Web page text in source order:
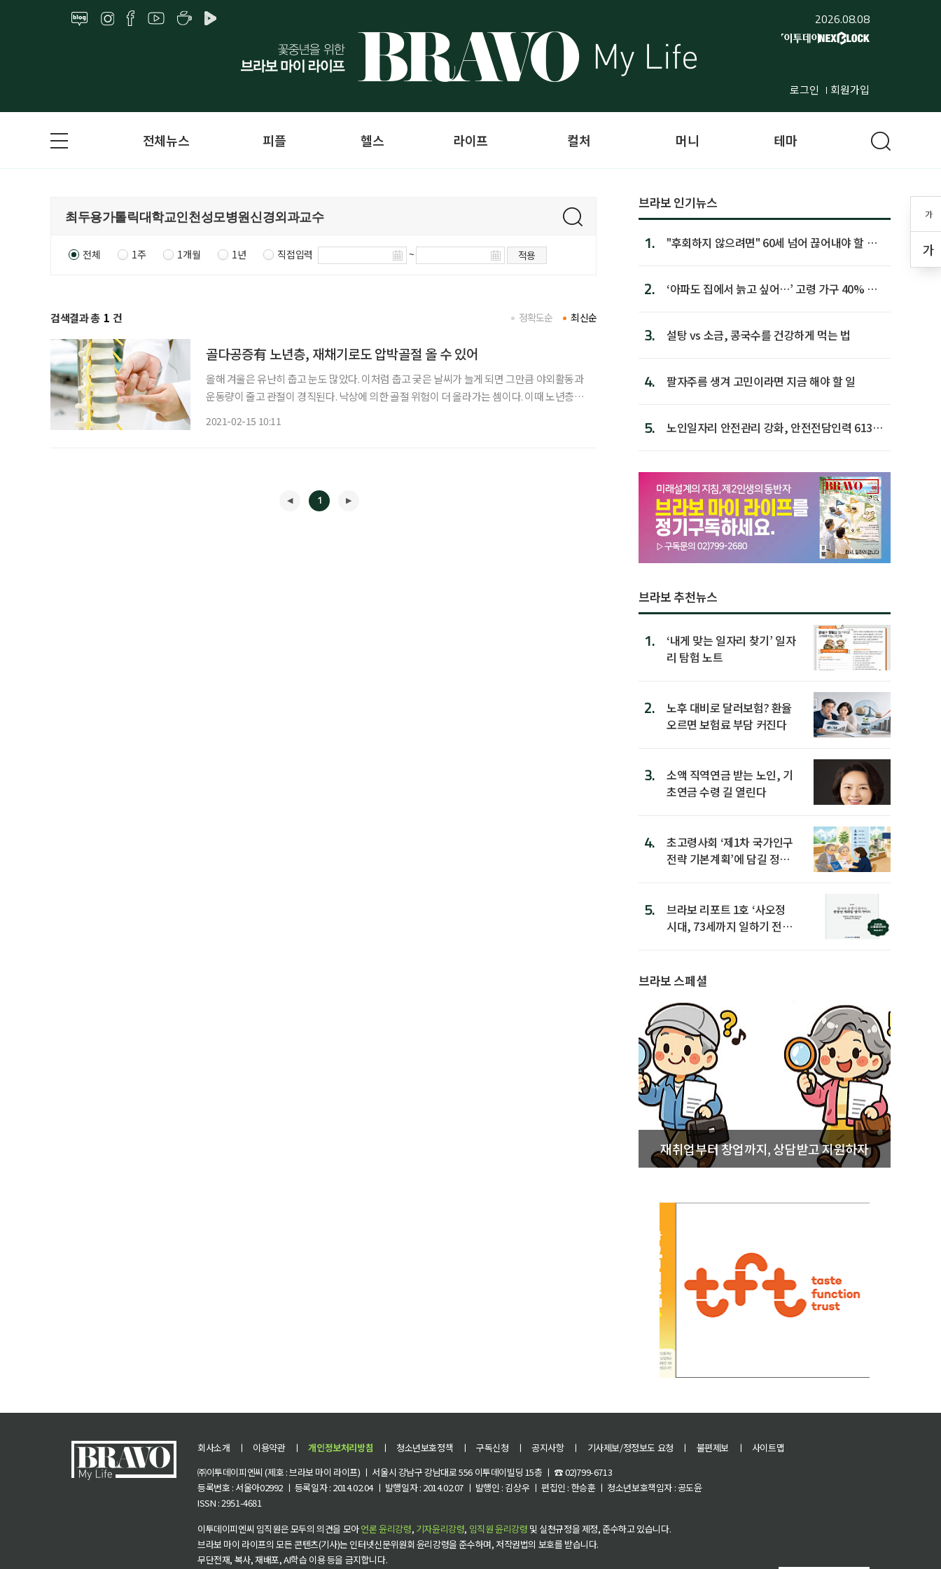
2026.08.08
로그인 회원가입
가
가
전체뉴스 피플 헬스 라이프 컬처 머니 테마
전체 1주 1개월 1년 직접입력 ~ 적용
검색결과 총 1 건 최신순
정확도순
골다공증有 노년층, 재채기로도 압박골절 올 수 있어
올해 겨울은 유난히 춥고 눈도 많았다. 이처럼 춥고 궂은 날씨가 늘게 되면 그만큼 야외활동과
운동량이 줄고 관절이 경직된다. 낙상에 의한 골절 위험이 더 올라가는 셈이다. 이때 노년층이
2021-02-15 10:11
1
브라보 인기뉴스
1.
"후회하지 않으려면" 60세 넘어 끊어내야 할 사
2.
‘아파도 집에서 늙고 싶어…’ 고령 가구 40% 노
3. 설탕 vs 소금, 콩국수를 건강하게 먹는 법
4. 팔자주름 생겨 고민이라면 지금 해야 할 일
5.
노인일자리 안전관리 강화, 안전전담인력 613명
브라보 추천뉴스
1.
‘내게 맞는 일자리 찾기’ 일자
리 탐험 노트
2.
노후 대비로 달러보험? 환율
오르면 보험료 부담 커진다
3.
소액 직역연금 받는 노인, 기
초연금 수령 길 열린다
4.
초고령사회 ‘제1차 국가인구
전략 기본계획’에 담길 정책
5.
브라보 리포트 1호 ‘사오정
시대, 73세까지 일하기 전략’
브라보 스페셜
재취업부터 창업까지, 상담받고 지원하자
회사소개 ㅣ 이용약관 ㅣ 개인정보처리방침 ㅣ 청소년보호정책 ㅣ 구독신청 ㅣ 공지사항 ㅣ 기사제보/정정보도 요청 ㅣ 불편제보 ㅣ
사이트맵
㈜이투데이피엔씨 (제호 : 브라보 마이 라이프) ㅣ 서울시 강남구 강남대로 556 이투데이빌딩 15층 ㅣ ☎ 02)799-6713
등록번호 : 서울아02992 ㅣ 등록일자 : 2014.02.04 ㅣ 발행일자 : 2014.02.07 ㅣ 발행인 : 김상우 ㅣ 편집인 : 한승훈 ㅣ 청소년보호책임자 : 공도윤
ISSN : 2951-4681
이투데이피엔씨 임직원은 모두의 의견을 모아언론 윤리강령, 기자윤리강령, 임직원 윤리강령 및 실천규정을 제정, 준수하고 있습니다.
브라보 마이 라이프의 모든 콘텐츠(기사)는 인터넷신문위원회 윤리강령을 준수하며, 저작권법의 보호를 받습니다.
무단전재, 복사, 재배포, AI학습 이용 등을 금지합니다.